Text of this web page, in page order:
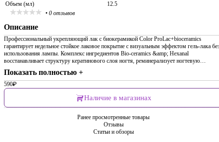
Объем (мл)
12.5
• 0 отзывов
Описание
Профессиональный укрепляющий лак с биокерамикой Сolor ProLac+bioceramics
гарантирует недельное стойкое лаковое покрытие с визуальным эффектом гель-лака
использования лампы. Комплекс ингредиентов Bio-ceramics &amp; Hexanal
восстанавливает структуру кератинового слоя ногтя, реминерализует ногтевую…
Показать полностью +
590₽
Наличие в магазинах
Ранее просмотренные товары
Отзывы
Статьи и обзоры